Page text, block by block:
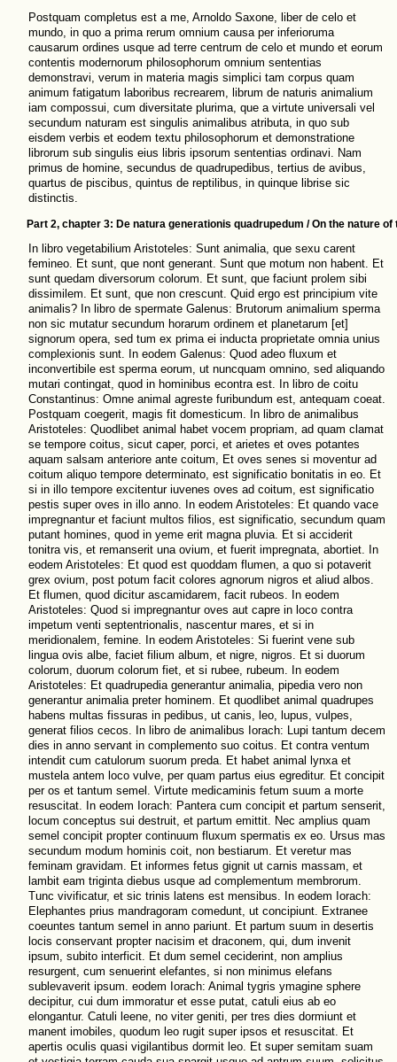
Postquam completus est a me, Arnoldo Saxone, liber de celo et
mundo, in quo a prima rerum omnium causa per inferioruma
causarum ordines usque ad terre centrum de celo et mundo et eorum
contentis modernorum philosophorum omnium sententias
demonstravi, verum in materia magis simplici tam corpus quam
animum fatigatum laboribus recrearem, librum de naturis animalium
iam compossui, cum diversitate plurima, que a virtute universali vel
secundum naturam est singulis animalibus atributa, in quo sub
eisdem verbis et eodem textu philosophorum et demonstratione
librorum sub singulis eius libris ipsorum sententias ordinavi. Nam
primus de homine, secundus de quadrupedibus, tertius de avibus,
quartus de piscibus, quintus de reptilibus, in quinque librise sic
distinctis.
Part 2, chapter 3: De natura generationis quadrupedum / On the nature
In libro vegetabilium Aristoteles: Sunt animalia, que sexu carent
femineo. Et sunt, que nont generant. Sunt que motum non habent. Et
sunt quedam diversorum colorum. Et sunt, que faciunt prolem sibi
dissimilem. Et sunt, que non crescunt. Quid ergo est principium vite
animalis? In libro de spermate Galenus: Brutorum animalium sperma
non sic mutatur secundum horarum ordinem et planetarum [et]
signorum opera, sed tum ex prima ei inducta proprietate omnia unius
complexionis sunt. In eodem Galenus: Quod adeo fluxum et
inconvertibile est sperma eorum, ut nuncquam omnino, sed aliquando
mutari contingat, quod in hominibus econtra est. In libro de coitu
Constantinus: Omne animal agreste furibundum est, antequam coeat.
Postquam coegerit, magis fit domesticum. In libro de animalibus
Aristoteles: Quodlibet animal habet vocem propriam, ad quam clamat
se tempore coitus, sicut caper, porci, et arietes et oves potantes
aquam salsam anteriore ante coitum, Et oves senes si moventur ad
coitum aliquo tempore determinato, est significatio bonitatis in eo. Et
si in illo tempore excitentur iuvenes oves ad coitum, est significatio
pestis super oves in illo anno. In eodem Aristoteles: Et quando vace
impregnantur et faciunt multos filios, est significatio, secundum quam
putant homines, quod in yeme erit magna pluvia. Et si acciderit
tonitra vis, et remanserit una ovium, et fuerit impregnata, abortiet. In
eodem Aristoteles: Et quod est quoddam flumen, a quo si potaverit
grex ovium, post potum facit colores agnorum nigros et aliud albos.
Et flumen, quod dicitur ascamidarem, facit rubeos. In eodem
Aristoteles: Quod si impregnantur oves aut capre in loco contra
impetum venti septentrionalis, nascentur mares, et si in
meridionalem, femine. In eodem Aristoteles: Si fuerint vene sub
lingua ovis albe, faciet filium album, et nigre, nigros. Et si duorum
colorum, duorum colorum fiet, et si rubee, rubeum. In eodem
Aristoteles: Et quadrupedia generantur animalia, pipedia vero non
generantur animalia preter hominem. Et quodlibet animal quadrupes
habens multas fissuras in pedibus, ut canis, leo, lupus, vulpes,
generat filios cecos. In libro de animalibus Iorach: Lupi tantum decem
dies in anno servant in complemento suo coitus. Et contra ventum
intendit cum catulorum suorum preda. Et habet animal lynxa et
mustela antem loco vulve, per quam partus eius egreditur. Et concipit
per os et tantum semel. Virtute medicaminis fetum suum a morte
resuscitat. In eodem Iorach: Pantera cum concipit et partum senserit,
locum conceptus sui destruit, et partum emittit. Nec amplius quam
semel concipit propter continuum fluxum spermatis ex eo. Ursus mas
secundum modum hominis coit, non bestiarum. Et veretur mas
feminam gravidam. Et informes fetus gignit ut carnis massam, et
lambit eam triginta diebus usque ad complementum membrorum.
Tunc vivificatur, et sic trinis latens est mensibus. In eodem Iorach:
Elephantes prius mandragoram comedunt, ut concipiunt. Extranee
coeuntes tantum semel in anno pariunt. Et partum suum in desertis
locis conservant propter nacisim et draconem, qui, dum invenit
ipsum, subito interficit. Et dum semel ceciderint, non amplius
resurgent, cum senuerint elefantes, si non minimus elefans
sublevaverit ipsum. eodem Iorach: Animal tygris ymagine sphere
decipitur, cui dum immoratur et esse putat, catuli eius ab eo
elongantur. Catuli leene, no viter geniti, per tres dies dormiunt et
manent imobiles, quodum leo rugit super ipsos et resuscitat. Et
apertis oculis quasi vigilantibus dormit leo. Et super semitam suam